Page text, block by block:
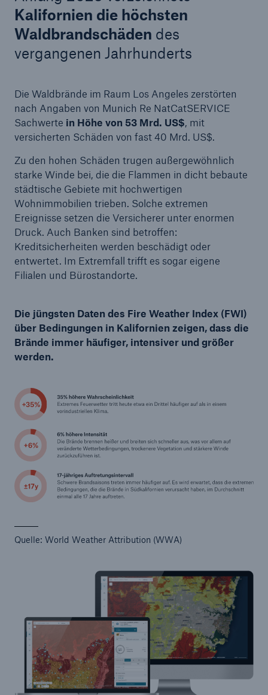
Kalifornien die höchsten
Waldbrandschäden des
vergangenen Jahrhunderts
Die Waldbrände im Raum Los Angeles zerstörten
nach Angaben von Munich Re NatCatSERVICE
Sachwerte in Höhe von 53 Mrd. US$, mit
versicherten Schäden von fast 40 Mrd. US$.
Zu den hohen Schäden trugen außergewöhnlich
starke Winde bei, die die Flammen in dicht bebaute
städtische Gebiete mit hochwertigen
Wohnimmobilien trieben. Solche extremen
Ereignisse setzen die Versicherer unter enormen
Druck. Auch Banken sind betroffen:
Kreditsicherheiten werden beschädigt oder
entwertet. Im Extremfall trifft es sogar eigene
Filialen und Bürostandorte.
Die jüngsten Daten des Fire Weather Index (FWI)
über Bedingungen in Kalifornien zeigen, dass die
Brände immer häufiger, intensiver und größer
werden.
Quelle: World Weather Attribution (WWA)